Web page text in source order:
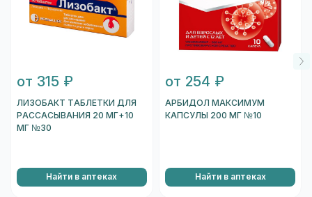
от 315 ₽
ЛИЗОБАКТ ТАБЛЕТКИ ДЛЯ
РАССАСЫВАНИЯ 20 МГ+10
МГ №30
Найти в аптеках
от 254 ₽
АРБИДОЛ МАКСИМУМ
КАПСУЛЫ 200 МГ №10
Найти в аптеках